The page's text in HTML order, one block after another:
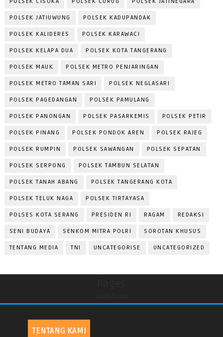
POLSEK JATIUWUNG POLSEK KADUPANDAK
POLSEK KALIDERES POLSEK KARAWACI
POLSEK KELAPA DUA POLSEK KOTA TANGERANG
POLSEK MAUK POLSEK METRO PENJARINGAN
POLSEK METRO TAMAN SARI POLSEK NEGLASARI
POLSEK PAGEDANGAN POLSEK PAMULANG
POLSEK PANONGAN POLSEK PASARKEMIS POLSEK PETIR
POLSEK PINANG POLSEK PONDOK AREN POLSEK RAJEG
POLSEK RUMPIN POLSEK SAWANGAN POLSEK SEPATAN
POLSEK SERPONG POLSEK TAMBUN SELATAN
POLSEK TANAH ABANG POLSEK TANGERANG KOTA
POLSEK TELUK NAGA POLSEK TIRTAYASA
POLSES KOTA SERANG PRESIDEN RI RAGAM REDAKSI
SENI BUDAYA SENKOM MITRA POLRI SOROTAN KHUSUS
TENTANG MEDIA TNI UNCATEGORISE UNCATEGORIZED
TENTANG KAMI